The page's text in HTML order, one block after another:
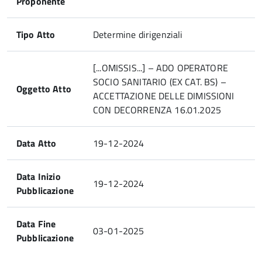
Tipo Atto Determine dirigenziali
Oggetto Atto
[...OMISSIS...] – ADO OPERATORE
SOCIO SANITARIO (EX CAT. BS) –
ACCETTAZIONE DELLE DIMISSIONI
CON DECORRENZA 16.01.2025
Data Atto 19-12-2024
Data Inizio
Pubblicazione
19-12-2024
Data Fine
Pubblicazione
03-01-2025